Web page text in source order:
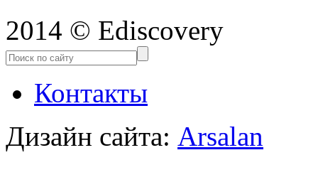
2014 © Ediscovery
Контакты
Дизайн сайта: Arsalan